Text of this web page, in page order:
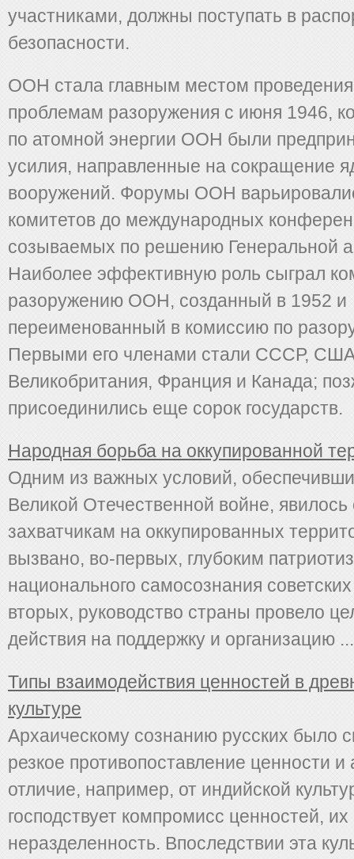
участниками, должны поступать в
безопасности.
ООН стала главным местом проведения
проблемам разоружения с июня 1946,
по атомной энергии ООН были
усилия, направленные на сокращение
вооружений. Форумы ООН
комитетов до международных
созываемых по решению Генеральной
Наиболее эффективную роль сыграл
разоружению ООН, созданный в 1952 и
переименованный в комиссию по
Первыми его членами стали СССР,
Великобритания, Франция и Канада;
присоединились еще сорок государств.
Народная борьба на оккупированной
Одним из важных условий,
Великой Оте­чественной войне, явилось
захватчикам на оккупированных
вызвано, во-первых, глубоким
национального самосознания
вторых, руководство страны провело
действия на поддержку и организацию ...
Типы взаимодействия ценностей в
культуре
Архаическому сознанию русских было
резкое противопоставление ценности и
отличие, например, от индийской
господствует компромисс ценностей,
неразделенность. Впоследствии эта